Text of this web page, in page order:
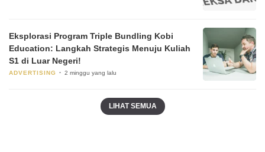
Eksplorasi Program Triple Bundling Kobi
Education: Langkah Strategis Menuju Kuliah
S1 di Luar Negeri!
ADVERTISING 2 minggu yang lalu
LIHAT SEMUA